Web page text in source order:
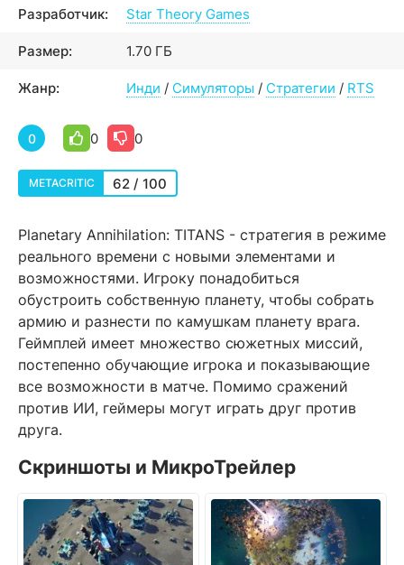
Разработчик: Star Theory Games
Размер: 1.70 ГБ
Жанр: Инди / Симуляторы / Стратегии / RTS
0 0 0
METACRITIC 62 / 100
Planetary Annihilation: TITANS - стратегия в режиме
реального времени с новыми элементами и
возможностями. Игроку понадобиться
обустроить собственную планету, чтобы собрать
армию и разнести по камушкам планету врага.
Геймплей имеет множество сюжетных миссий,
постепенно обучающие игрока и показывающие
все возможности в матче. Помимо сражений
против ИИ, геймеры могут играть друг против
друга.
Скриншоты и МикроТрейлер